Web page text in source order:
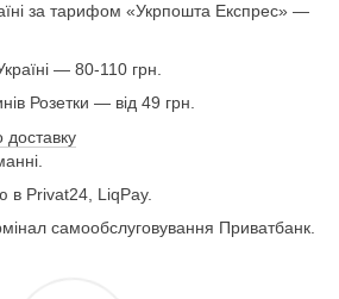
за тарифом «Укрпошта Експрес» —
— 80-110 грн.
Розетки — від 49 грн.
доставку
в Privat24, LiqPay.
самообслуговування Приватбанк.